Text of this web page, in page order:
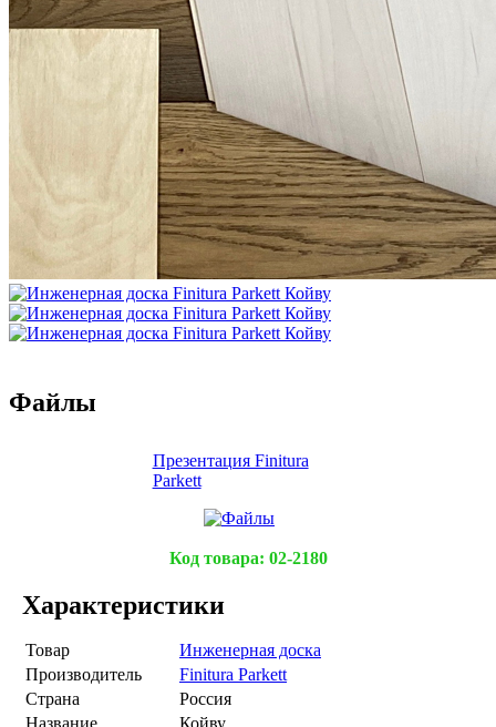
Файлы
Презентация Finitura
Parkett
Код товара: 02-2180
Характеристики
Товар
Инженерная доска
Производитель
Finitura Parkett
Страна
Россия
Название
Койву